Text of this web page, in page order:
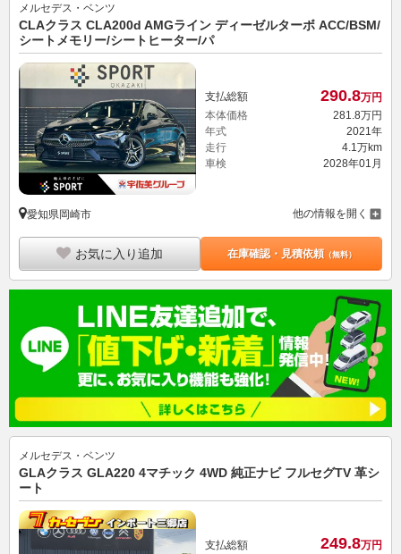
メルセデス・ベンツ
CLAクラス CLA200d AMGライン ディーゼルターボ ACC/BSM/
シートメモリー/シートヒーター/パ
支払総額 290.8万円
本体価格
281. 8万円
年式
2021年
走行
4.1万km
車検
2028年01月
愛知県岡崎市 他の情報を開く
お気に入り追加 在庫確認・見積依頼（無料）
メルセデス・ベンツ
GLAクラス GLA220 4マチック 4WD 純正ナビ フルセグTV 革シ
ート
支払総額 249.8万円